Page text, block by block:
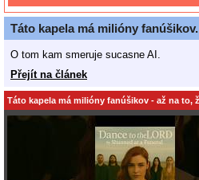
Táto kapela má milióny
O tom kam smeruje sucasne AI.
Přejít na článek
Táto kapela má milióny fanúšikov - až na to,